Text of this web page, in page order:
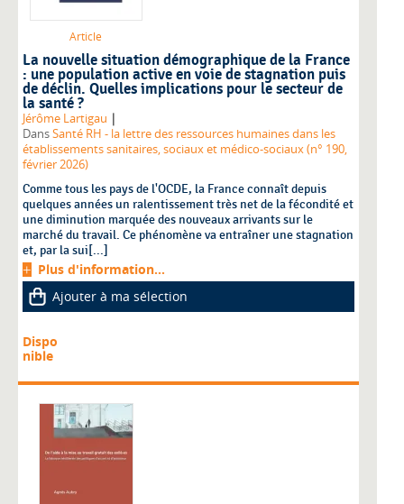
Article
La nouvelle situation démographique de la France
: une population active en voie de stagnation puis
de déclin. Quelles implications pour le secteur de
la santé ?
Jérôme Lartigau |
DansSanté RH - la lettre des ressources humaines dans les
établissements sanitaires, sociaux et médico-sociaux (n° 190,
février 2026)
Comme tous les pays de l'OCDE, la France connaît depuis
quelques années un ralentissement très net de la fécondité et
une diminution marquée des nouveaux arrivants sur le
marché du travail. Ce phénomène va entraîner une stagnation
et, par la sui[...]
Plus d'information...
Ajouter à ma sélection
Dispo
nible